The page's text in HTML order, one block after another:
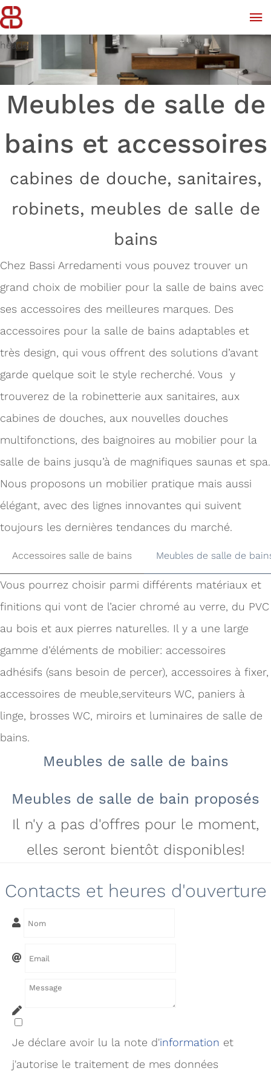
header
Meubles de salle de
bains et accessoires
cabines de douche, sanitaires,
robinets, meubles de salle de
bains
Chez Bassi Arredamenti vous pouvez trouver un
grand choix de mobilier pour la salle de bains avec
ses accessoires des meilleures marques. Des
accessoires pour la salle de bains adaptables et
très design, qui vous offrent des solutions d’avant
garde quelque soit le style recherché. Vous y
trouverez de la robinetterie aux sanitaires, aux
cabines de douches, aux nouvelles douches
multifonctions, des baignoires au mobilier pour la
salle de bains jusqu’à de magnifiques saunas et spa.
Nous proposons un mobilier pratique mais aussi
élégant, avec des lignes innovantes qui suivent
toujours les dernières tendances du marché.
Accessoires salle de bains Meubles de salle de
Vous pourrez choisir parmi différents matériaux et
finitions qui vont de l’acier chromé au verre, du PVC
au bois et aux pierres naturelles. Il y a une large
gamme d’éléments de mobilier: accessoires
adhésifs (sans besoin de percer), accessoires à fixer,
accessoires de meuble,serviteurs WC, paniers à
linge, brosses WC, miroirs et luminaires de salle de
bains.
Meubles de salle de bains
Meubles de salle de bain proposés
Il n'y a pas d'offres pour le moment,
elles seront bientôt disponibles!
Contacts et heures d'ouverture
Je déclare avoir lu la note d'information et
j'autorise le traitement de mes données